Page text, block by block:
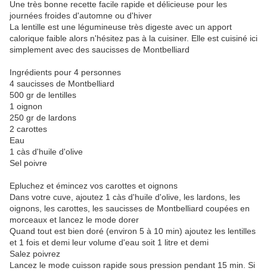
Une très bonne recette facile rapide et délicieuse pour les
journées froides d'automne ou d'hiver
La lentille est une légumineuse très digeste avec un apport
calorique faible alors n'hésitez pas à la cuisiner. Elle est cuisiné ici
simplement avec des saucisses de Montbelliard
Ingrédients pour 4 personnes
4 saucisses de Montbelliard
500 gr de lentilles
1 oignon
250 gr de lardons
2 carottes
Eau
1 càs d'huile d'olive
Sel poivre
Epluchez et émincez vos carottes et oignons
Dans votre cuve, ajoutez 1 càs d'huile d'olive, les lardons, les
oignons, les carottes, les saucisses de Montbelliard coupées en
morceaux et lancez le mode dorer
Quand tout est bien doré (environ 5 à 10 min) ajoutez les lentilles
et 1 fois et demi leur volume d'eau soit 1 litre et demi
Salez poivrez
Lancez le mode cuisson rapide sous pression pendant 15 min. Si